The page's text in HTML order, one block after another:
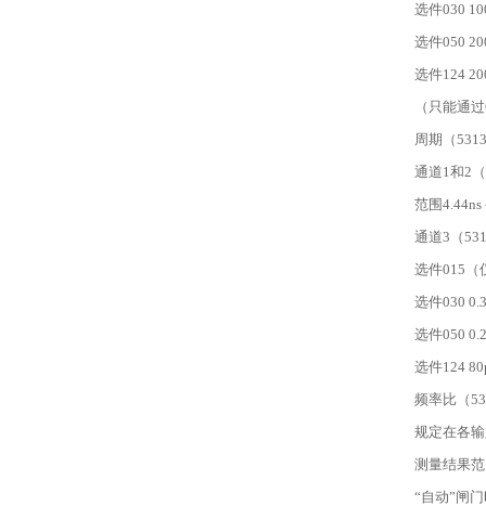
选件030
选件050
选件124
（只能通
周期（
通道1和2
范围4.44ns
通道3（
选件015（
选件030
选件050
选件124
频率比（
规定在各
测量结果
“自动”闸